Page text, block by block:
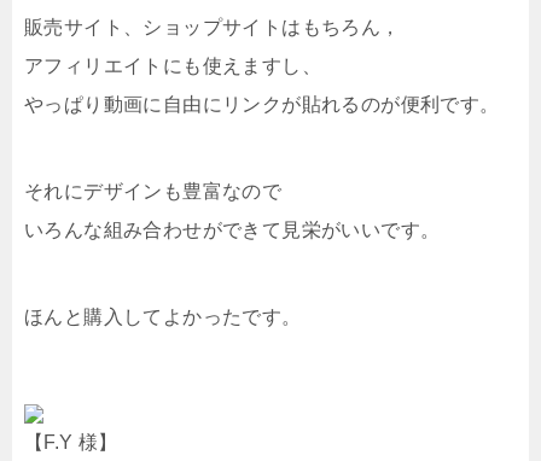
販売サイト、ショップサイトはもちろん，
アフィリエイトにも使えますし、
やっぱり動画に自由にリンクが貼れるのが便利です。
それにデザインも豊富なので
いろんな組み合わせができて見栄がいいです。
ほんと購入してよかったです。
【F.Y 様】